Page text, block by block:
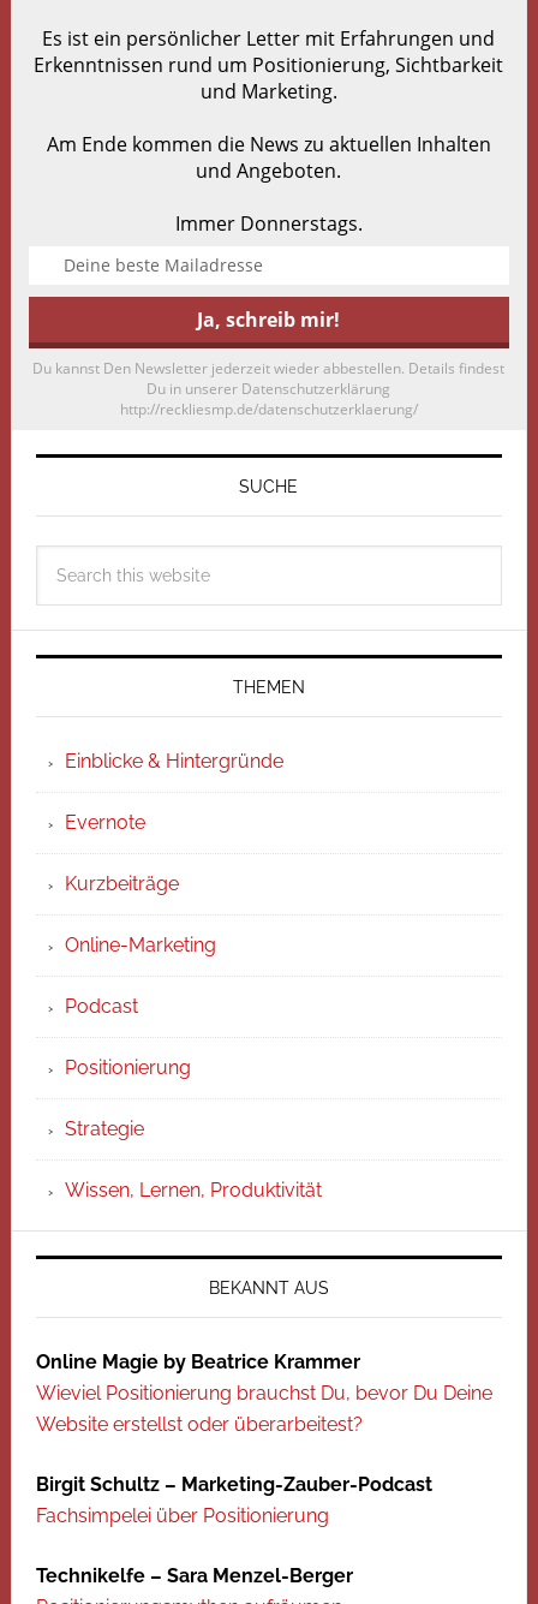
Es ist ein persönlicher Letter mit Erfahrungen und
Erkenntnissen rund um Positionierung, Sichtbarkeit
und Marketing.
Am Ende kommen die News zu aktuellen Inhalten
und Angeboten.
Immer Donnerstags.
Du kannst Den Newsletter jederzeit wieder abbestellen. Details findest
Du in unserer Datenschutzerklärung
http://reckliesmp.de/datenschutzerklaerung/
SUCHE
THEMEN
Einblicke & Hintergründe
Evernote
Kurzbeiträge
Online-Marketing
Podcast
Positionierung
Strategie
Wissen, Lernen, Produktivität
BEKANNT AUS
Online Magie by Beatrice Krammer
Wieviel Positionierung brauchst Du, bevor Du Deine
Website erstellst oder überarbeitest?
Birgit Schultz – Marketing-Zauber-Podcast
Fachsimpelei über Positionierung
Technikelfe – Sara Menzel-Berger